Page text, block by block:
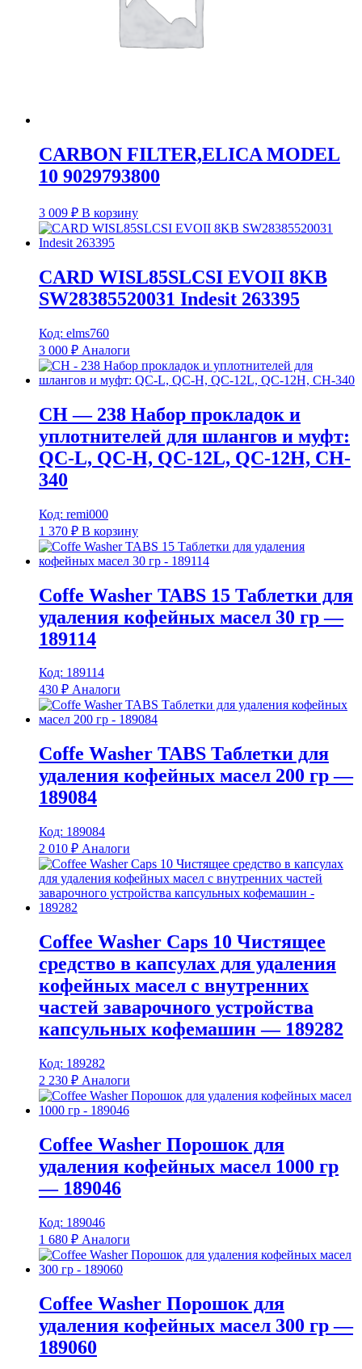
CARBON FILTER,ELICA MODEL
10 9029793800
3 009 ₽ В корзину
CARD WISL85SLCSI EVOII 8KB
SW28385520031 Indesit 263395
Код: elms760
3 000 ₽ Аналоги
CH — 238 Набор прокладок и
уплотнителей для шлангов и муфт:
QC-L, QC-H, QC-12L, QC-12H, CH-
340
Код: remi000
1 370 ₽ В корзину
Coffe Washer TABS 15 Таблетки для
удаления кофейных масел 30 гр —
189114
Код: 189114
430 ₽ Аналоги
Coffe Washer TABS Таблетки для
удаления кофейных масел 200 гр —
189084
Код: 189084
2 010 ₽ Аналоги
Coffee Washer Caps 10 Чистящее
средство в капсулах для удаления
кофейных масел с внутренних
частей заварочного устройства
капсульных кофемашин — 189282
Код: 189282
2 230 ₽ Аналоги
Coffee Washer Порошок для
удаления кофейных масел 1000 гр
— 189046
Код: 189046
1 680 ₽ Аналоги
Coffee Washer Порошок для
удаления кофейных масел 300 гр —
189060